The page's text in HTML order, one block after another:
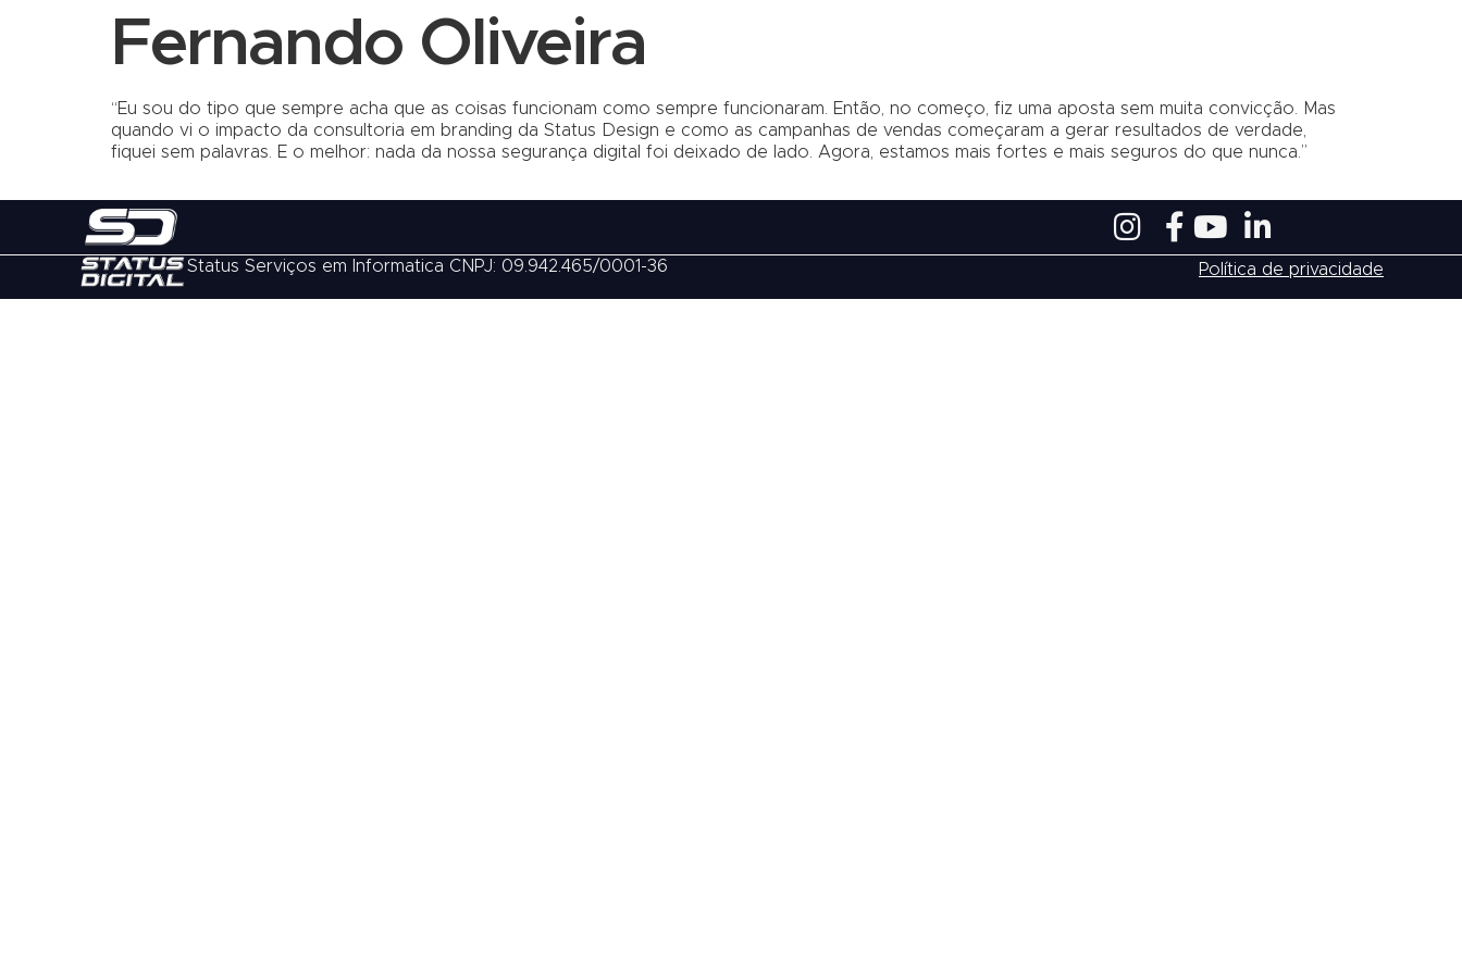
Fernando Oliveira
“Eu sou do tipo que sempre acha que as coisas funcionam como sempre funcionaram. Então, no começo, fiz uma aposta sem muita convicção. Mas
quando vi o impacto da consultoria em branding da Status Design e como as campanhas de vendas começaram a gerar resultados de verdade,
fiquei sem palavras. E o melhor: nada da nossa segurança digital foi deixado de lado. Agora, estamos mais fortes e mais seguros do que nunca.”
Status Serviços em Informatica CNPJ: 09.942.465/0001-36 Política de privacidade